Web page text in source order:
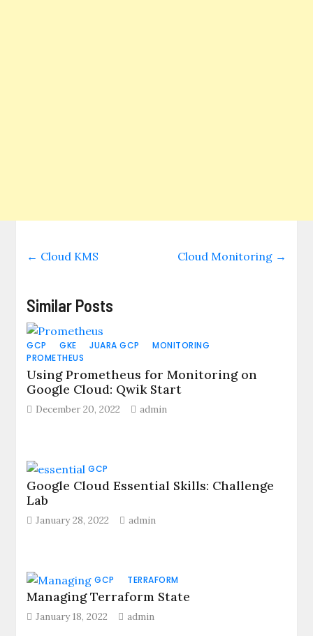
← Cloud KMS Cloud Monitoring →
Similar Posts
GCP GKE JUARA GCP
MONITORING
PROMETHEUS
Using Prometheus for Monitoring on
Google Cloud: Qwik Start
December 20, 2022 admin
GCP
Google Cloud Essential Skills: Challenge
Lab
January 28, 2022 admin
GCP TERRAFORM
Managing Terraform State
January 18, 2022 admin